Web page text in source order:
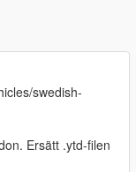
swedish-
Ersätt .ytd-filen